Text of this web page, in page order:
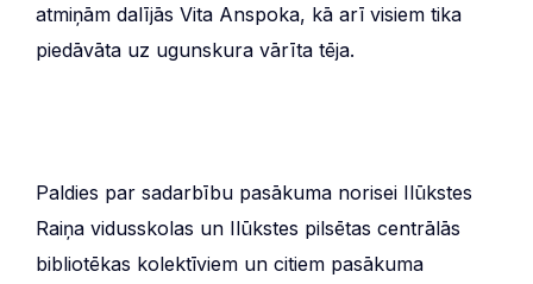
atmiņām dalījās Vita Anspoka, kā arī visiem tika
piedāvāta uz ugunskura vārīta tēja.
Paldies par sadarbību pasākuma norisei Ilūkstes
Raiņa vidusskolas un Ilūkstes pilsētas centrālās
bibliotēkas kolektīviem un citiem pasākuma